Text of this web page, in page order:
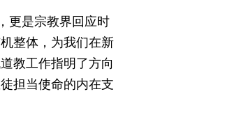
更是宗教界回应时
整体，为我们在新
教工作指明了方向
担当使命的内在支